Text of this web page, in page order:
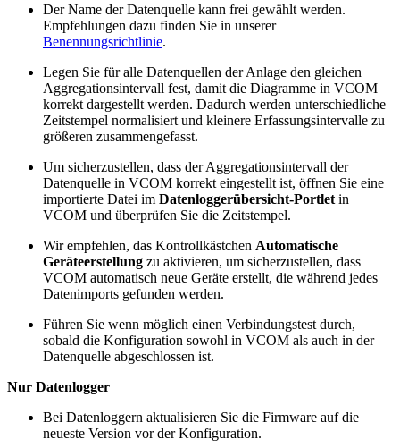
Der Name der Datenquelle kann frei gewählt werden.
Empfehlungen dazu finden Sie in unserer
Benennungsrichtlinie.
Legen Sie für alle Datenquellen der Anlage den gleichen
Aggregationsintervall fest, damit die Diagramme in VCOM
korrekt dargestellt werden. Dadurch werden unterschiedliche
Zeitstempel normalisiert und kleinere Erfassungsintervalle zu
größeren zusammengefasst.
Um sicherzustellen, dass der Aggregationsintervall der
Datenquelle in VCOM korrekt eingestellt ist, öffnen Sie eine
importierte Datei im Datenloggerübersicht-Portlet in
VCOM und überprüfen Sie die Zeitstempel.
Wir empfehlen, das Kontrollkästchen Automatische
Geräteerstellung zu aktivieren, um sicherzustellen, dass
VCOM automatisch neue Geräte erstellt, die während jedes
Datenimports gefunden werden.
Führen Sie wenn möglich einen Verbindungstest durch,
sobald die Konfiguration sowohl in VCOM als auch in der
Datenquelle abgeschlossen ist.
Nur Datenlogger
Bei Datenloggern aktualisieren Sie die Firmware auf die
neueste Version vor der Konfiguration.